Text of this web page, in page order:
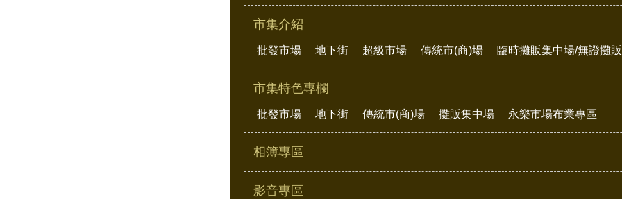
市集介紹
批發市場 地下街 超級市場 傳統市(商)場 臨時攤販集中場/無證攤
市集特色專欄
批發市場 地下街 傳統市(商)場 攤販集中場 永樂市場布業專區
相簿專區
影音專區